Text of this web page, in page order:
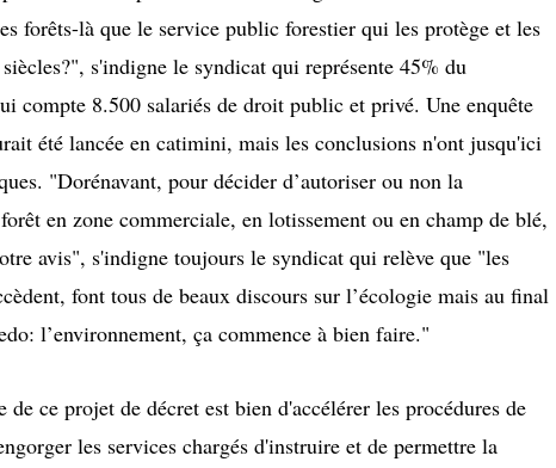
forêts-là que le service public forestier qui les protège et les
s'indigne le syndicat qui représente 45% du
compte 8.500 salariés de droit public et privé. Une enquête
été lancée en catimini, mais les conclusions n'ont jusqu'ici
"Dorénavant, pour décider d’autoriser ou non la
en zone commerciale, en lotissement ou en champ de blé,
avis", s'indigne toujours le syndicat qui relève que "les
font tous de beaux discours sur l’écologie mais au final
l’environnement, ça commence à bien faire."
de ce projet de décret est bien d'accélérer les procédures de
les services chargés d'instruire et de permettre la